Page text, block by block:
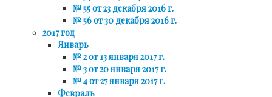
№ 55 от 23 декабря 2016 г.
№ 56 от 30 декабря 2016 г.
2017 год
Январь
№ 2 от 13 января 2017 г.
№ 3 от 20 января 2017 г.
№ 4 от 27 января 2017 г.
Февраль